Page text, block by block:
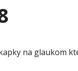
na glaukom